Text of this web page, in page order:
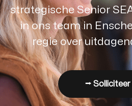
strategische Senior
in ons team in
regie over
⭢ Solliciteer